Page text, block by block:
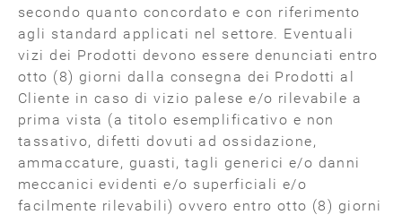
secondo quanto concordato e con riferimento
agli standard applicati nel settore. Eventuali
vizi dei Prodotti devono essere denunciati entro
otto (8) giorni dalla consegna dei Prodotti al
Cliente in caso di vizio palese e/o rilevabile a
prima vista (a titolo esemplificativo e non
tassativo, difetti dovuti ad ossidazione,
ammaccature, guasti, tagli generici e/o danni
meccanici evidenti e/o superficiali e/o
facilmente rilevabili) ovvero entro otto (8) giorni